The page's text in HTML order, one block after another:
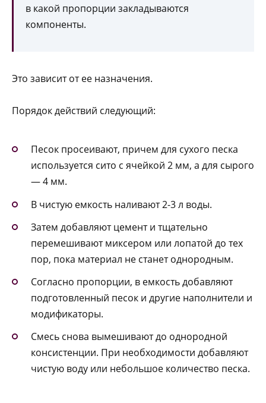
в какой пропорции закладываются
компоненты.
Это зависит от ее назначения.
Порядок действий следующий:
Песок просеивают, причем для сухого песка
используется сито с ячейкой 2 мм, а для сырого
— 4 мм.
В чистую емкость наливают 2-3 л воды.
Затем добавляют цемент и тщательно
перемешивают миксером или лопатой до тех
пор, пока материал не станет однородным.
Согласно пропорции, в емкость добавляют
подготовленный песок и другие наполнители и
модификаторы.
Смесь снова вымешивают до однородной
консистенции. При необходимости добавляют
чистую воду или небольшое количество песка.